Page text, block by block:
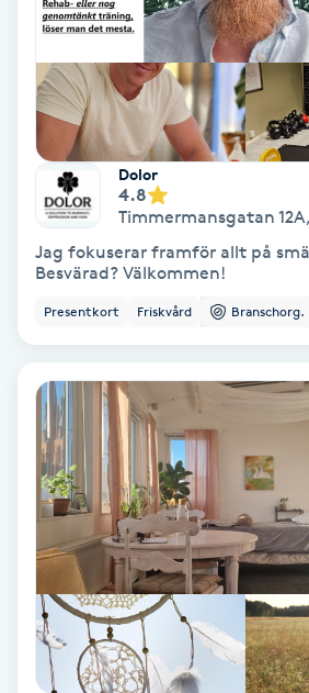
HIFU
Hollywood Peel
Hot Stone Massage
Hot yoga
Hudföryngring
Hudvård
Hyaluronsyra
Hyperhidros
Hårborttagning
Dolor
4.8
Timmermansgatan 12A,
Jag fokuserar framför allt på
Besvärad? Välkommen!
Presentkort Friskvård Branschorg.